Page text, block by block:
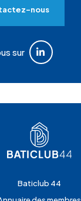
nous
sur
Baticlub 44